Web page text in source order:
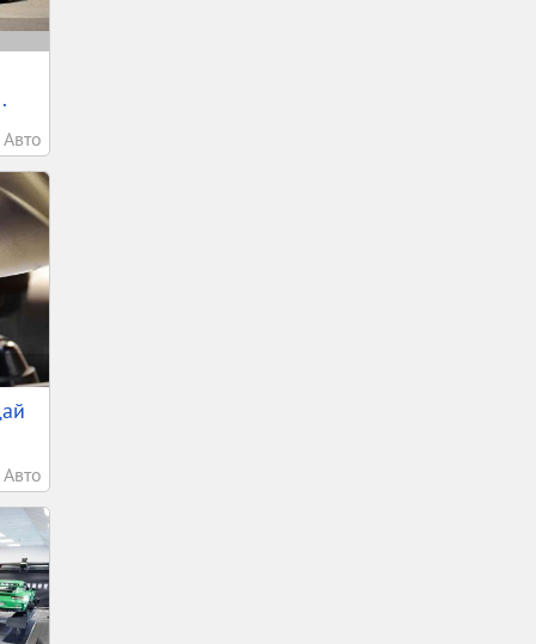
Авто
Авто